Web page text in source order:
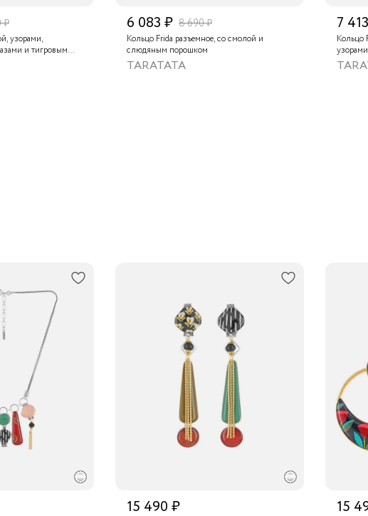
₽
узорами,
и тигровым
6 083 ₽ 8 690 ₽
Кольцо Frida разъемное, со смолой и
слюдяным порошком
TARATATA
7
Кольцо
узорами
15 490 ₽ 15